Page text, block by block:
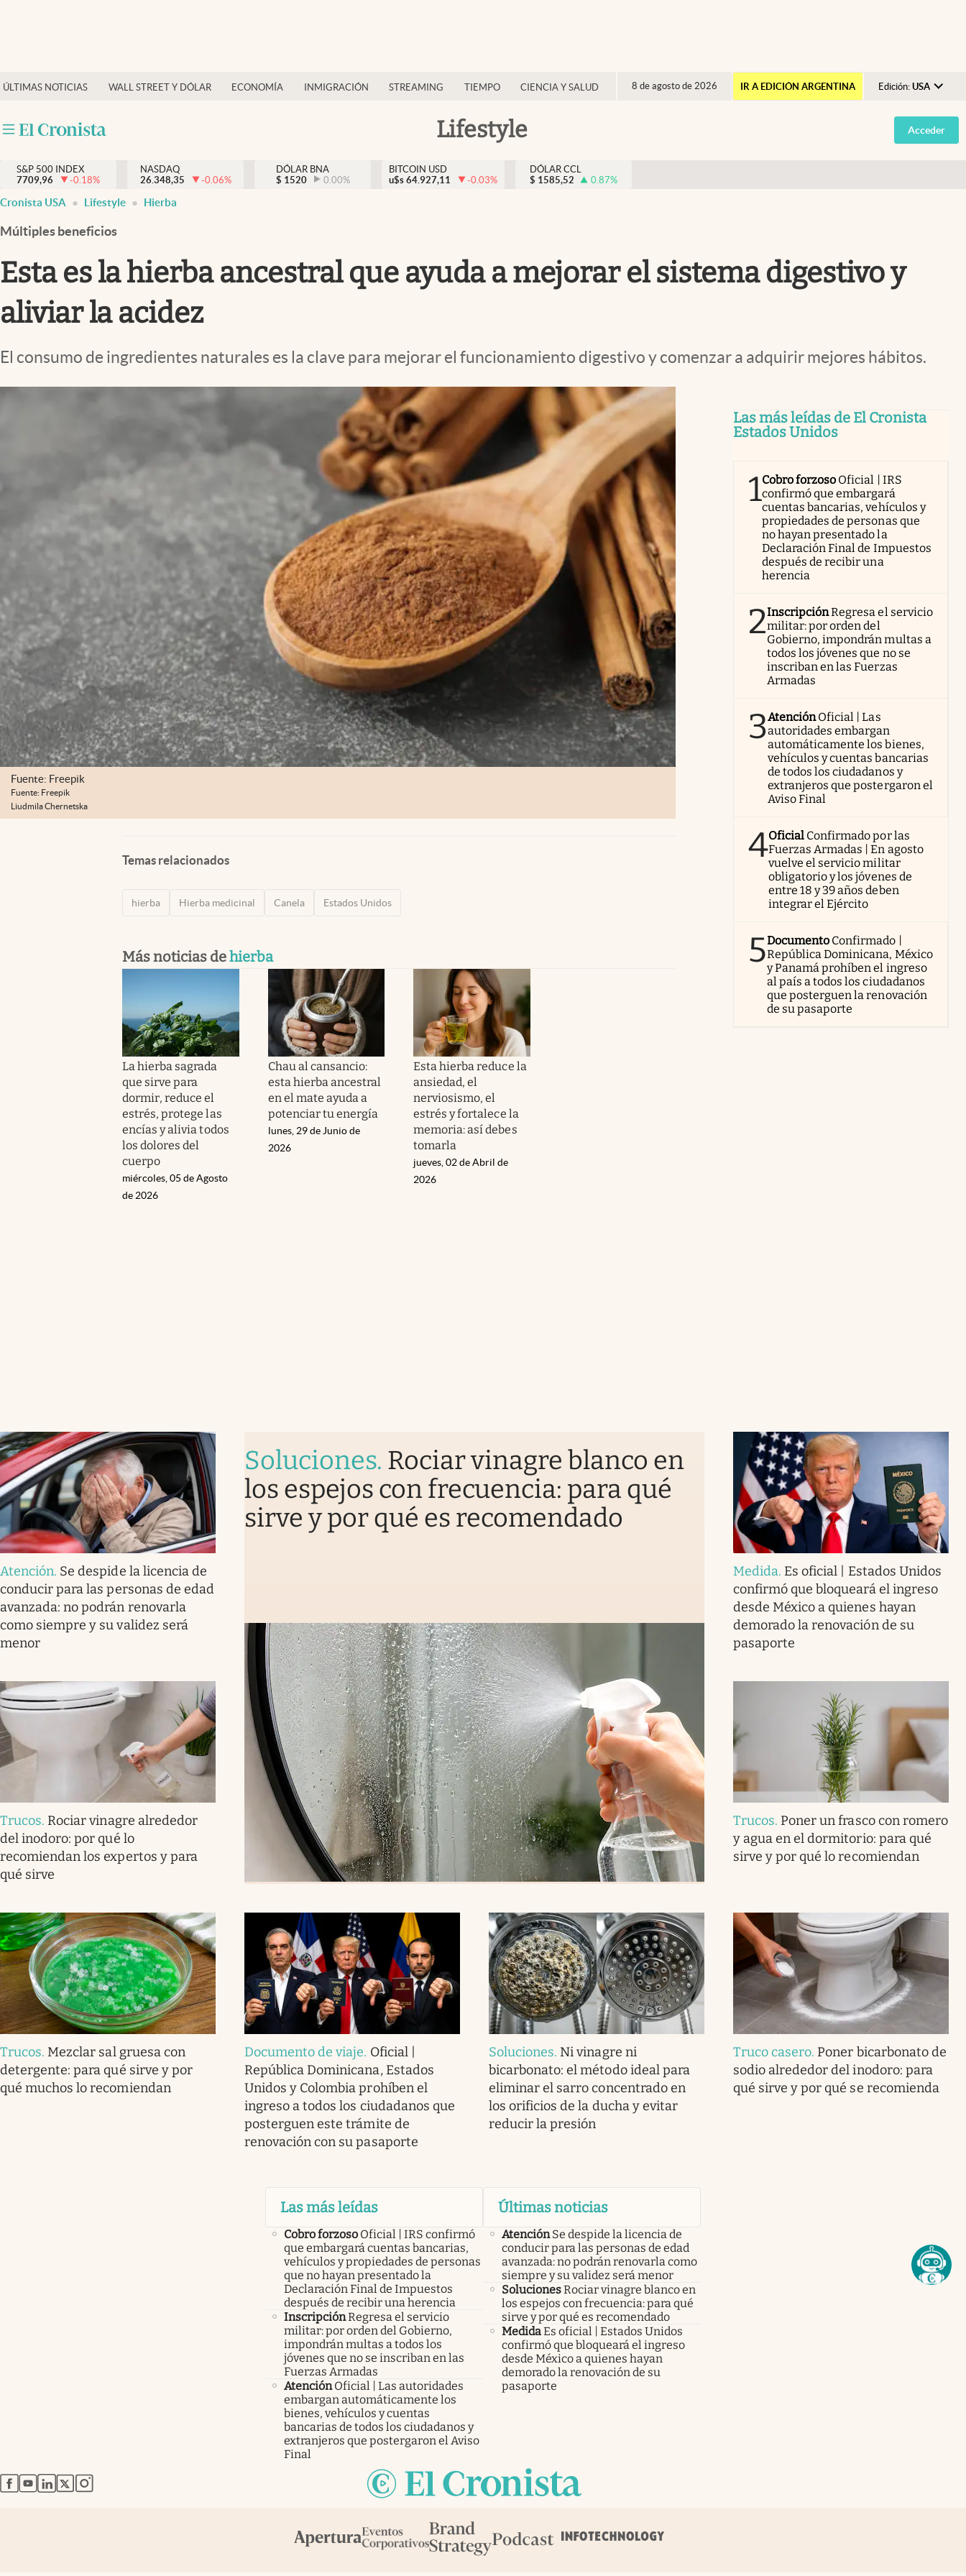
ÚLTIMAS NOTICIAS WALL STREET Y DÓLAR ECONOMÍA INMIGRACIÓN STREAMING TIEMPO CIENCIA Y SALUD 8 de agosto de 2026 IR A EDICIÓN ARGENTINA Edición: USA
Argentina
España
Lifestyle
Finanzas y economía
Inmigración
Trending
Streaming
PC y mobile
Acceder
S&P 500 INDEX
7709,96
-0.18%
NASDAQ
26.348,35
-0.06%
DÓLAR BNA
$ 1520 0.00%
BITCOIN USD
u$s 64.927,11 -0.03%
DÓLAR CCL
$ 1585,52 0.87%
Cronista USA Lifestyle Hierba
Múltiples beneficios
Esta es la hierba ancestral que ayuda a mejorar el sistema digestivo y
aliviar la acidez
El consumo de ingredientes naturales es la clave para mejorar el funcionamiento digestivo y comenzar a adquirir mejores hábitos.
Fuente: Freepik
Fuente: Freepik
Liudmila Chernetska
Temas relacionados
hierba Hierba medicinal Canela Estados Unidos
Más noticias dehierba
La hierba sagrada
que sirve para
dormir, reduce el
estrés, protege las
encías y alivia todos
los dolores del
cuerpo
miércoles, 05 de Agosto
de 2026
Chau al cansancio:
esta hierba ancestral
en el mate ayuda a
potenciar tu energía
lunes, 29 de Junio de
2026
Esta hierba reduce la
ansiedad, el
nerviosismo, el
estrés y fortalece la
memoria: así debes
tomarla
jueves, 02 de Abril de
2026
Las más leídas de El Cronista
Estados Unidos
1Cobro forzoso Oficial | IRS
confirmó que embargará
cuentas bancarias, vehículos y
propiedades de personas que
no hayan presentado la
Declaración Final de Impuestos
después de recibir una
herencia
2InscripciónRegresa el servicio
militar: por orden del
Gobierno, impondrán multas a
todos los jóvenes que no se
inscriban en las Fuerzas
Armadas
3AtenciónOficial | Las
autoridades embargan
automáticamente los bienes,
vehículos y cuentas bancarias
de todos los ciudadanos y
extranjeros que postergaron el
Aviso Final
4Oficial Confirmado por las
Fuerzas Armadas | En agosto
vuelve el servicio militar
obligatorio y los jóvenes de
entre 18 y 39 años deben
integrar el Ejército
5Documento Confirmado |
República Dominicana, México
y Panamá prohíben el ingreso
al país a todos los ciudadanos
que posterguen la renovación
de su pasaporte
Atención. Se despide la licencia de
conducir para las personas de edad
avanzada: no podrán renovarla
como siempre y su validez será
menor
Soluciones. Rociar vinagre blanco en
los espejos con frecuencia: para qué
sirve y por qué es recomendado
Medida. Es oficial | Estados Unidos
confirmó que bloqueará el ingreso
desde México a quienes hayan
demorado la renovación de su
pasaporte
Trucos. Rociar vinagre alrededor
del inodoro: por qué lo
recomiendan los expertos y para
qué sirve
Trucos. Poner un frasco con romero
y agua en el dormitorio: para qué
sirve y por qué lo recomiendan
Trucos. Mezclar sal gruesa con
detergente: para qué sirve y por
qué muchos lo recomiendan
Documento de viaje. Oficial |
República Dominicana, Estados
Unidos y Colombia prohíben el
ingreso a todos los ciudadanos que
posterguen este trámite de
renovación con su pasaporte
Soluciones. Ni vinagre ni
bicarbonato: el método ideal para
eliminar el sarro concentrado en
los orificios de la ducha y evitar
reducir la presión
Truco casero. Poner bicarbonato de
sodio alrededor del inodoro: para
qué sirve y por qué se recomienda
Las más leídas
Cobro forzoso Oficial | IRS confirmó
que embargará cuentas bancarias,
vehículos y propiedades de personas
que no hayan presentado la
Declaración Final de Impuestos
después de recibir una herencia
InscripciónRegresa el servicio
militar: por orden del Gobierno,
impondrán multas a todos los
jóvenes que no se inscriban en las
Fuerzas Armadas
Atención Oficial | Las autoridades
embargan automáticamente los
bienes, vehículos y cuentas
bancarias de todos los ciudadanos y
extranjeros que postergaron el Aviso
Final
Últimas noticias
Atención Se despide la licencia de
conducir para las personas de edad
avanzada: no podrán renovarla como
siempre y su validez será menor
SolucionesRociar vinagre blanco en
los espejos con frecuencia: para qué
sirve y por qué es recomendado
MedidaEs oficial | Estados Unidos
confirmó que bloqueará el ingreso
desde México a quienes hayan
demorado la renovación de su
pasaporte
abre en nueva pestaña
abre en nueva pestaña
abre en nueva pestaña
abre en nueva pestaña
abre en nueva pestaña